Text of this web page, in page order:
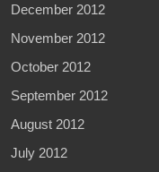
December 2012
November 2012
October 2012
September 2012
August 2012
July 2012